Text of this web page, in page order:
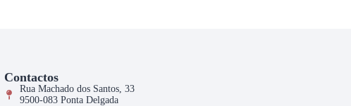
Contactos
Rua Machado dos Santos, 33
9500-083 Ponta Delgada